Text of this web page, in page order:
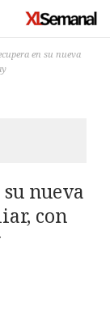
en su nueva
nueva
con